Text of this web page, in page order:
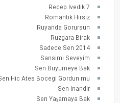
Recep Ivedik 7
Romantik Hirsiz
Ruyanda Gorursun
Ruzgara Birak
Sadece Sen 2014
Sansimi Seveyim
Sen Buyumeye Bak
Hic Ates Bocegi Gordun mu
Sen Inandir
Sen Yaşamaya Bak